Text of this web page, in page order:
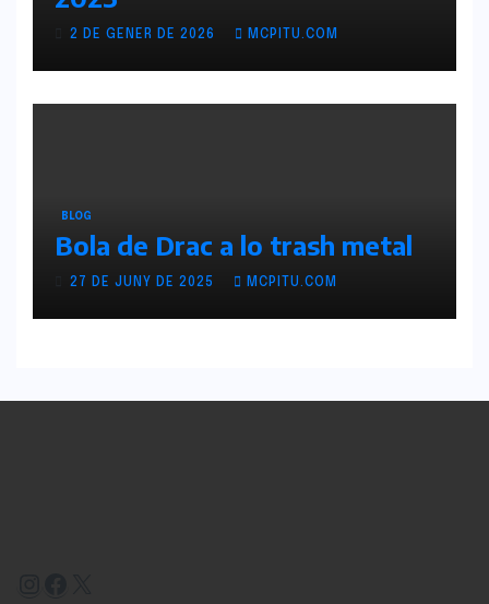
2 DE GENER DE 2026 MCPITU.COM
BLOG
Bola de Drac a lo trash metal
27 DE JUNY DE 2025 MCPITU.COM